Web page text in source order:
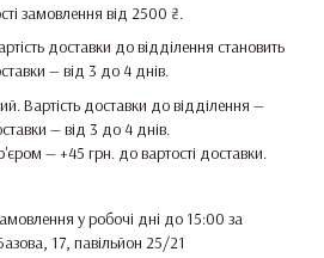
замовлення від 2500 ₴.
доставки до відділення становить
— від 3 до 4 днів.
Вартість доставки до відділення —
— від 3 до 4 днів.
— +45 грн. до вартості доставки.
у робочі дні до 15:00 за
17, павільйон 25/21